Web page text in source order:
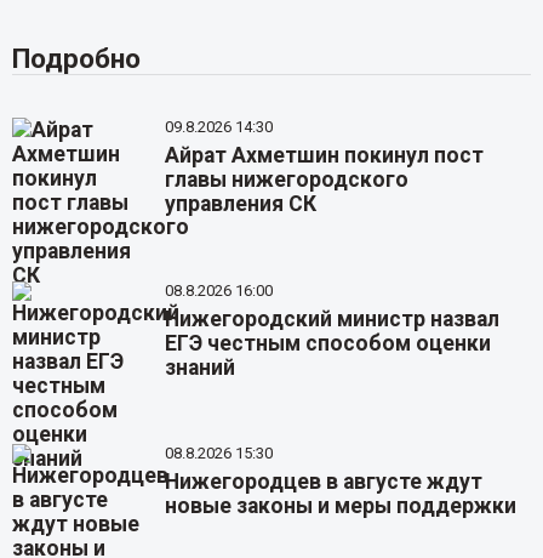
Подробно
09.8.2026 14:30
Айрат Ахметшин покинул пост
главы нижегородского
управления СК
08.8.2026 16:00
Нижегородский министр назвал
ЕГЭ честным способом оценки
знаний
08.8.2026 15:30
Нижегородцев в августе ждут
новые законы и меры поддержки